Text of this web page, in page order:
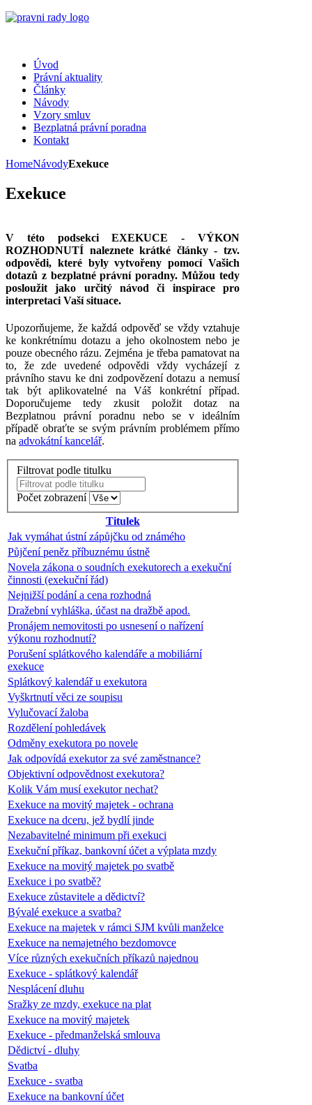
Úvod
Právní aktuality
Články
Návody
Vzory smluv
Bezplatná právní poradna
Kontakt
HomeNávodyExekuce
Exekuce
V této podsekci EXEKUCE - VÝKON
ROZHODNUTÍ naleznete krátké články - tzv.
odpovědi, které byly vytvořeny pomocí Vašich
dotazů z bezplatné právní poradny. Můžou tedy
posloužit jako určitý návod či inspirace pro
interpretaci Vaší situace.
Upozorňujeme, že každá odpověď se vždy vztahuje
ke konkrétnímu dotazu a jeho okolnostem nebo je
pouze obecného rázu. Zejména je třeba pamatovat na
to, že zde uvedené odpovědi vždy vycházejí z
právního stavu ke dni zodpovězení dotazu a nemusí
tak být aplikovatelné na Váš konkrétní případ.
Doporučujeme tedy zkusit položit dotaz na
Bezplatnou právní poradnu nebo se v ideálním
případě obraťte se svým právním problémem přímo
na advokátní kancelář.
Filtrovat podle titulku
Počet zobrazení
Titulek
Jak vymáhat ústní zápůjčku od známého
Půjčení peněz příbuznému ústně
Novela zákona o soudních exekutorech a exekuční
činnosti (exekuční řád)
Nejnižší podání a cena rozhodná
Dražební vyhláška, účast na dražbě apod.
Pronájem nemovitosti po usnesení o nařízení
výkonu rozhodnutí?
Porušení splátkového kalendáře a mobiliární
exekuce
Splátkový kalendář u exekutora
Vyškrtnutí věci ze soupisu
Vylučovací žaloba
Rozdělení pohledávek
Odměny exekutora po novele
Jak odpovídá exekutor za své zaměstnance?
Objektivní odpovědnost exekutora?
Kolik Vám musí exekutor nechat?
Exekuce na movitý majetek - ochrana
Exekuce na dceru, jež bydlí jinde
Nezabavitelné minimum při exekuci
Exekuční příkaz, bankovní účet a výplata mzdy
Exekuce na movitý majetek po svatbě
Exekuce i po svatbě?
Exekuce zůstavitele a dědictví?
Bývalé exekuce a svatba?
Exekuce na majetek v rámci SJM kvůli manželce
Exekuce na nemajetného bezdomovce
Více různých exekučních příkazů najednou
Exekuce - splátkový kalendář
Nesplácení dluhu
Sražky ze mzdy, exekuce na plat
Exekuce na movitý majetek
Exekuce - předmanželská smlouva
Dědictví - dluhy
Svatba
Exekuce - svatba
Exekuce na bankovní účet